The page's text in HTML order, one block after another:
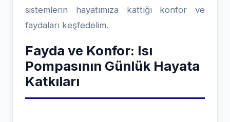
sistemlerin hayatımıza kattığı konfor ve
faydaları keşfedelim.
Fayda ve Konfor: Isı
Pompasının Günlük Hayata
Katkıları